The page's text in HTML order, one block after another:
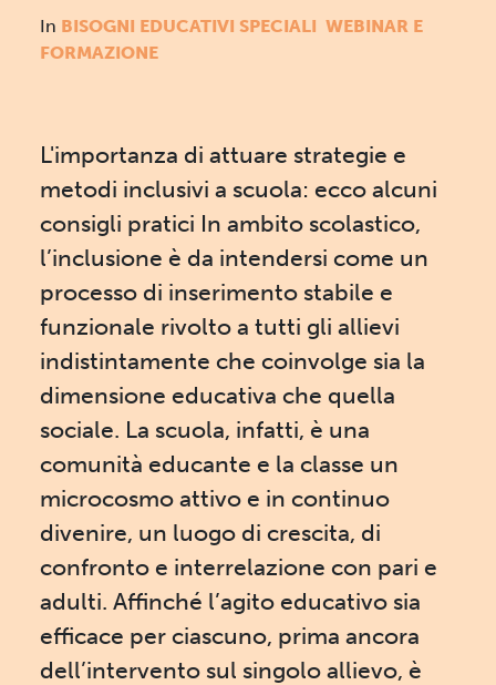
In BISOGNI EDUCATIVI SPECIALI WEBINAR E
FORMAZIONE
L'importanza di attuare strategie e
metodi inclusivi a scuola: ecco alcuni
consigli pratici In ambito scolastico,
l’inclusione è da intendersi come un
processo di inserimento stabile e
funzionale rivolto a tutti gli allievi
indistintamente che coinvolge sia la
dimensione educativa che quella
sociale. La scuola, infatti, è una
comunità educante e la classe un
microcosmo attivo e in continuo
divenire, un luogo di crescita, di
confronto e interrelazione con pari e
adulti. Affinché l’agito educativo sia
efficace per ciascuno, prima ancora
dell’intervento sul singolo allievo, è